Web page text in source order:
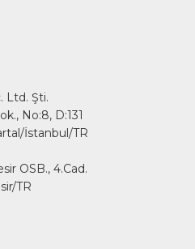
Ltd. Şti.
No:8, D:131
İstanbul/TR
OSB., 4.Cad.
TR